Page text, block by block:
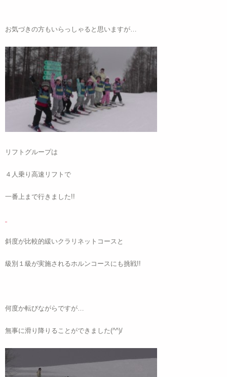
お気づきの方もいらっしゃると思いますが…
リフトグループは
４人乗り高速リフトで
一番上まで行きました!!
斜度が比較的緩いクラリネットコースと
級別１級が実施されるホルンコースにも挑戦!!
何度か転びながらですが…
無事に滑り降りることができました(^^)/